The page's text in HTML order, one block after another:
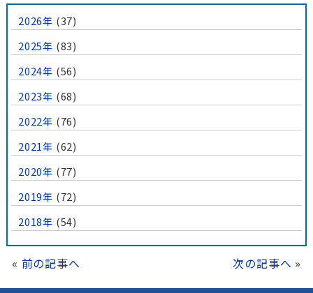
2026年 (37)
2025年 (83)
2024年 (56)
2023年 (68)
2022年 (76)
2021年 (62)
2020年 (77)
2019年 (72)
2018年 (54)
« 前の記事へ 次の記事へ »